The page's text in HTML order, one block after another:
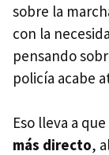
sobre la
con la
pensando
policía acabe
Eso lleva a
más directo,